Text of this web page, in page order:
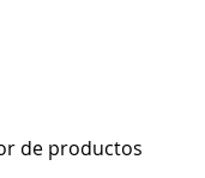
de productos